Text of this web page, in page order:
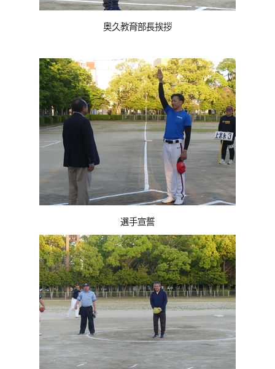
奥久教育部長挨拶
選手宣誓